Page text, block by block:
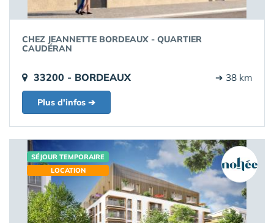
CHEZ JEANNETTE BORDEAUX - QUARTIER
CAUDÉRAN
33200 - BORDEAUX ➔ 38 km
Plus d'infos ➔
SÉJOUR TEMPORAIRE
LOCATION